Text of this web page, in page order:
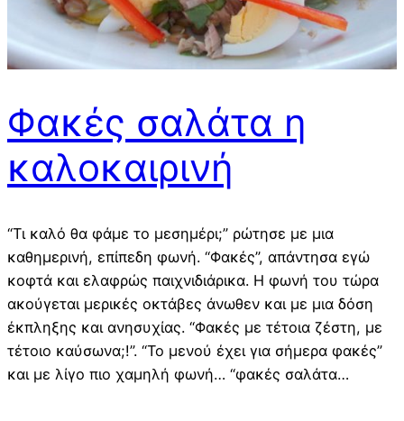
Φακές σαλάτα η
καλοκαιρινή
“Τι καλό θα φάμε το μεσημέρι;” ρώτησε με μια
καθημερινή, επίπεδη φωνή. “Φακές”, απάντησα εγώ
κοφτά και ελαφρώς παιχνιδιάρικα. Η φωνή του τώρα
ακούγεται μερικές οκτάβες άνωθεν και με μια δόση
έκπληξης και ανησυχίας. “Φακές με τέτοια ζέστη, με
τέτοιο καύσωνα;!”. “Το μενού έχει για σήμερα φακές”
και με λίγο πιο χαμηλή φωνή… “φακές σαλάτα…